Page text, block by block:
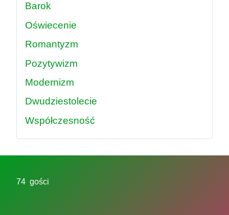
Barok
Oświecenie
Romantyzm
Pozytywizm
Modernizm
Dwudziestolecie
Współczesność
74 gości